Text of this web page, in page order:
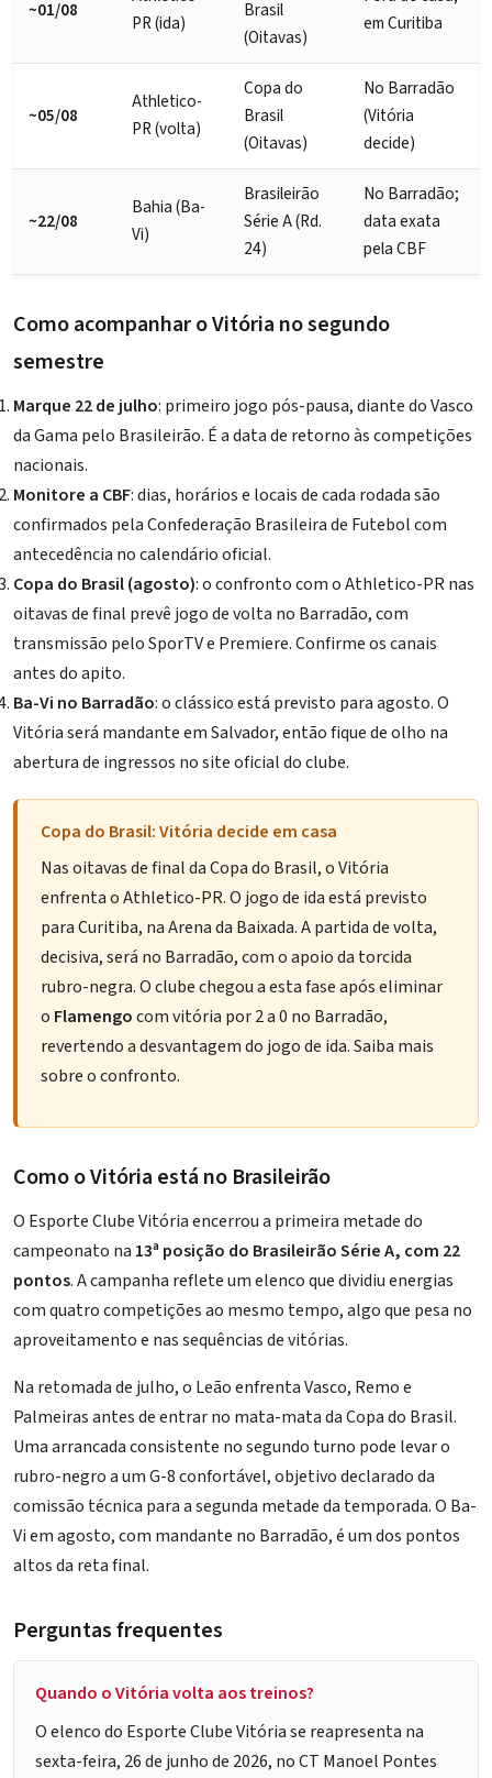
~01/08
PR (ida)
Brasil
(Oitavas)
em Curitiba
~05/08
Athletico-
PR (volta)
Copa do
Brasil
(Oitavas)
No Barradão
(Vitória
decide)
~22/08
Bahia (Ba-
Vi)
Brasileirão
Série A (Rd.
24)
No Barradão;
data exata
pela CBF
Como acompanhar o Vitória no segundo
semestre
Marque 22 de julho: primeiro jogo pós-pausa, diante do Vasco
da Gama pelo Brasileirão. É a data de retorno às competições
nacionais.
Monitore a CBF: dias, horários e locais de cada rodada são
confirmados pelaConfederação Brasileira de Futebolcom
antecedência no calendário oficial.
Copa do Brasil (agosto): o confronto com o Athletico-PR nas
oitavas de final prevê jogo de volta no Barradão, com
transmissão pelo SporTV e Premiere. Confirme os canais
antes do apito.
Ba-Vi no Barradão: o clássico está previsto para agosto. O
Vitória será mandante em Salvador, então fique de olho na
abertura de ingressos no site oficial do clube.
Copa do Brasil: Vitória decide em casa
Nas oitavas de final da Copa do Brasil, o Vitória
enfrenta o Athletico-PR. O jogo de ida está previsto
para Curitiba, na Arena da Baixada. A partida de volta,
decisiva, será no Barradão, com o apoio da torcida
rubro-negra. O clube chegou a esta fase após eliminar
o Flamengocom vitória por 2 a 0 no Barradão,
revertendo a desvantagem do jogo de ida.Saiba mais
sobre o confronto.
Como o Vitória está no Brasileirão
O Esporte Clube Vitória encerrou a primeira metade do
campeonato na 13ª posição do Brasileirão Série A, com 22
pontos. A campanha reflete um elenco que dividiu energias
com quatro competições ao mesmo tempo, algo que pesa no
aproveitamento e nas sequências de vitórias.
Na retomada de julho, o Leão enfrenta Vasco, Remo e
Palmeiras antes de entrar no mata-mata da Copa do Brasil.
Uma arrancada consistente no segundo turno pode levar o
rubro-negro a um G-8 confortável, objetivo declarado da
comissão técnica para a segunda metade da temporada. O Ba-
Vi em agosto, com mandante no Barradão, é um dos pontos
altos da reta final.
Perguntas frequentes
Quando o Vitória volta aos treinos?
O elenco do Esporte Clube Vitória se reapresenta na
sexta-feira, 26 de junho de 2026, no CT Manoel Pontes